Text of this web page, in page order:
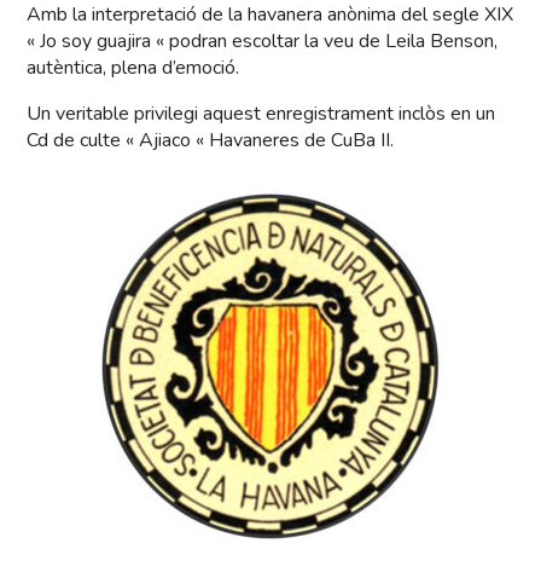
Amb la interpretació de la havanera anònima del segle XIX
« Jo soy guajira « podran escoltar la veu de Leila Benson,
autèntica, plena d’emoció.
Un veritable privilegi aquest enregistrament inclòs en un
Cd de culte « Ajiaco « Havaneres de CuBa II.